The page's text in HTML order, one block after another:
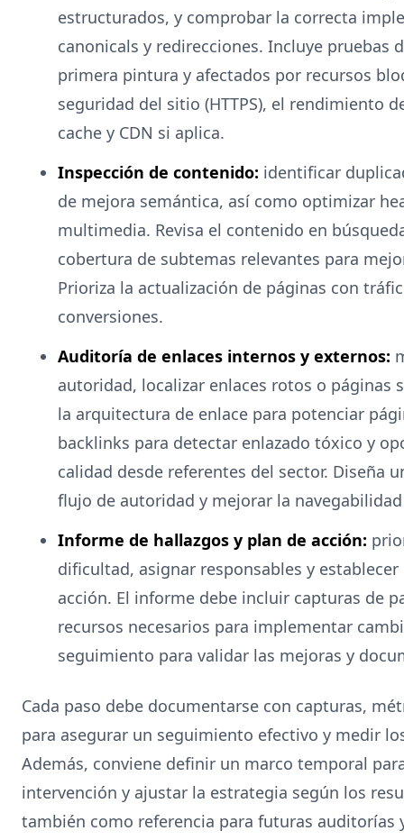
estructurados, y comprobar la correcta
canonicals y redirecciones. Incluye pruebas
primera pintura y afectados por recursos
seguridad del sitio (HTTPS), el rendimiento
cache y CDN si aplica.
Inspección de contenido: identificar
de mejora semántica, así como optimizar
multimedia. Revisa el contenido en
cobertura de subtemas relevantes para
Prioriza la actualización de páginas con
conversiones.
Auditoría de enlaces internos y externos:
autoridad, localizar enlaces rotos o páginas
la arquitectura de enlace para potenciar
backlinks para detectar enlazado tóxico y
calidad desde referentes del sector. Diseña
flujo de autoridad y mejorar la
Informe de hallazgos y plan de acción:
dificultad, asignar responsables y
acción. El informe debe incluir capturas de
recursos necesarios para implementar
seguimiento para validar las mejoras y
Cada paso debe documentarse con capturas,
para asegurar un seguimiento efectivo y medir
Además, conviene definir un marco temporal
intervención y ajustar la estrategia según los
también como referencia para futuras auditorías